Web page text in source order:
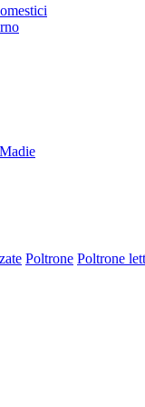
Madie
Poltrone Poltrone